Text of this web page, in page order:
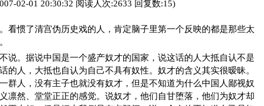
02-01 20:30:32 阅读人次:2633 回复数:15)
惯了清宫伪历史戏的人，肯定脑子里第一个反映的都是那些太
说。据说中国是一个盛产奴才的国家，说这话的人大抵自认不是
的人，大抵也自认为自己不具有奴性。奴才的含义其实很暧昧。
群人，没有主子也就没有奴才，但是不知道为什么中国人鄙视奴
凛然、堂堂正正的感觉。说奴才，他们自甘堕落，他们为奴才却